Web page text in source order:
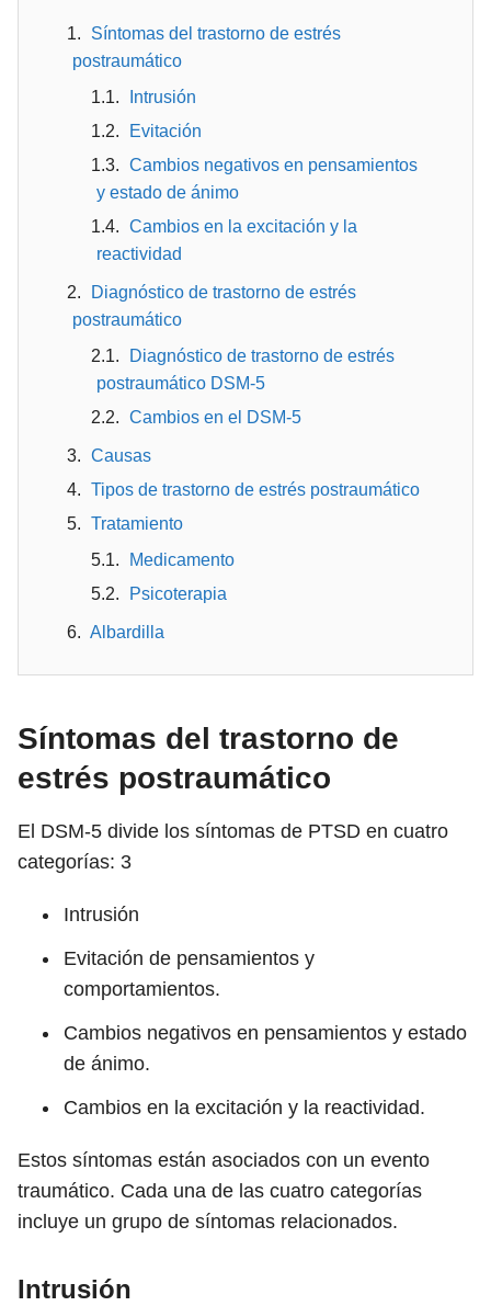
Síntomas del trastorno de estrés
postraumático
Intrusión
Evitación
Cambios negativos en pensamientos
y estado de ánimo
Cambios en la excitación y la
reactividad
Diagnóstico de trastorno de estrés
postraumático
Diagnóstico de trastorno de estrés
postraumático DSM-5
Cambios en el DSM-5
Causas
Tipos de trastorno de estrés postraumático
Tratamiento
Medicamento
Psicoterapia
Albardilla
Síntomas del trastorno de
estrés postraumático
El DSM-5 divide los síntomas de PTSD en cuatro
categorías: 3
Intrusión
Evitación de pensamientos y
comportamientos.
Cambios negativos en pensamientos y estado
de ánimo.
Cambios en la excitación y la reactividad.
Estos síntomas están asociados con un evento
traumático. Cada una de las cuatro categorías
incluye un grupo de síntomas relacionados.
Intrusión